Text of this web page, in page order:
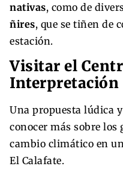
nativas, como de
ñires, que se tiñen de
estación.
Visitar el
Interpretación
Una propuesta lúdica
conocer más sobre los
cambio climático en
El Calafate.